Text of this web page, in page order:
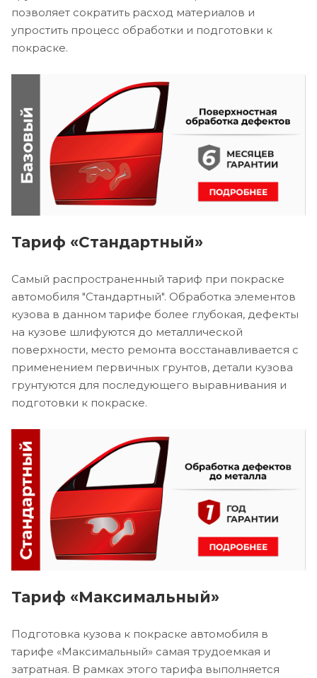
позволяет сократить расход материалов и
упростить процесс обработки и подготовки к
покраске.
Тариф «Стандартный»
Самый распространенный тариф при покраске
автомобиля "Стандартный". Обработка элементов
кузова в данном тарифе более глубокая, дефекты
на кузове шлифуются до металлической
поверхности, место ремонта восстанавливается с
применением первичных грунтов, детали кузова
грунтуются для последующего выравнивания и
подготовки к покраске.
Тариф «Максимальный»
Подготовка кузова к покраске автомобиля в
тарифе «Максимальный» самая трудоемкая и
затратная. В рамках этого тарифа выполняется